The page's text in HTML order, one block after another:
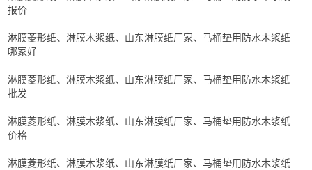
报价
淋膜菱形纸、淋膜木浆纸、山东淋膜纸厂家、马桶垫用防水木浆纸
哪家好
淋膜菱形纸、淋膜木浆纸、山东淋膜纸厂家、马桶垫用防水木浆纸
批发
淋膜菱形纸、淋膜木浆纸、山东淋膜纸厂家、马桶垫用防水木浆纸
价格
淋膜菱形纸、淋膜木浆纸、山东淋膜纸厂家、马桶垫用防水木浆纸